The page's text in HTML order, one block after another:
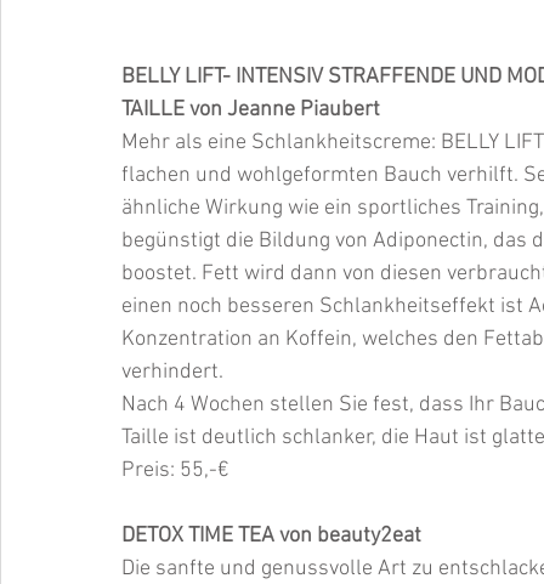
BELLY LIFT- INTENSIV STRAFFENDE UND
TAILLE von Jeanne Piaubert
Mehr als eine Schlankheitscreme: BELLY
flachen und wohlgeformten Bauch verhilft.
ähnliche Wirkung wie ein sportliches
begünstigt die Bildung von Adiponectin,
boostet. Fett wird dann von diesen
einen noch besseren Schlankheitseffekt ist
Konzentration an Koffein, welches den
verhindert.
Nach 4 Wochen stellen Sie fest, dass Ihr
Taille ist deutlich schlanker, die Haut ist
Preis: 55,-€
DETOX TIME TEA von beauty2eat
Die sanfte und genussvolle Art zu